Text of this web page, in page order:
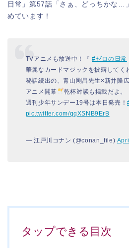
日常」第57話「さぁ、どっちかな…
めています！
TVアニメも放送中！『#ゼロの日常
華麗なカードマジックを披露してく
秘話続出の、青山剛昌先生×新井隆
アニメ開幕
乾杯対談も掲載だよ。
週刊少年サンデー19号は本日発売！
pic.twitter.com/qqXSNB9ErB
— 江戸川コナン (@conan_file)
タップできる目次